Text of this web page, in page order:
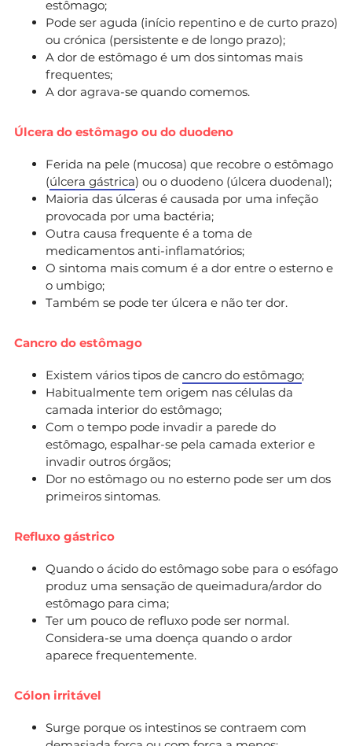
estômago;
Pode ser aguda (início repentino e de curto prazo)
ou crónica (persistente e de longo prazo);
A dor de estômago é um dos sintomas mais
frequentes;
A dor agrava-se quando comemos.
Úlcera do estômago ou do duodeno
Ferida na pele (mucosa) que recobre o estômago
(úlcera gástrica) ou o duodeno (úlcera duodenal);
Maioria das úlceras é causada por uma infeção
provocada por uma bactéria;
Outra causa frequente é a toma de
medicamentos anti-inflamatórios;
O sintoma mais comum é a dor entre o esterno e
o umbigo;
Também se pode ter úlcera e não ter dor.
Cancro do estômago
Existem vários tipos de cancro do estômago;
Habitualmente tem origem nas células da
camada interior do estômago;
Com o tempo pode invadir a parede do
estômago, espalhar-se pela camada exterior e
invadir outros órgãos;
Dor no estômago ou no esterno pode ser um dos
primeiros sintomas.
Refluxo gástrico
Quando o ácido do estômago sobe para o esófago
produz uma sensação de queimadura/ardor do
estômago para cima;
Ter um pouco de refluxo pode ser normal.
Considera-se uma doença quando o ardor
aparece frequentemente.
Cólon irritável
Surge porque os intestinos se contraem com